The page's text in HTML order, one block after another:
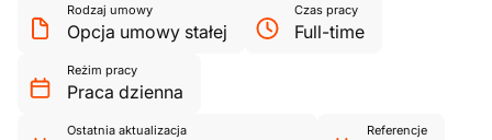
Rodzaj umowy
Opcja umowy stałej
Czas pracy
Full-time
Reżim pracy
Praca dzienna
Ostatnia aktualizacja Referencje